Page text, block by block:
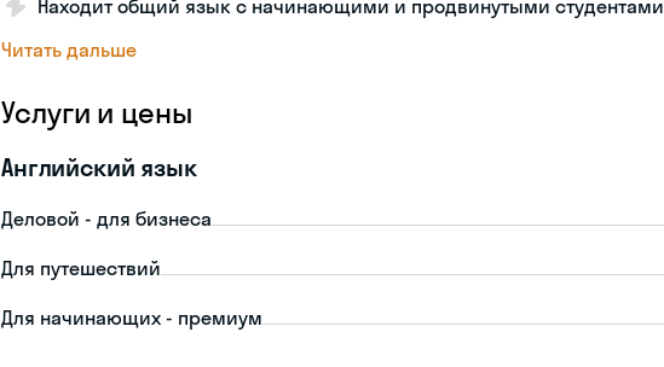
Находит общий язык с начинающими и продвинутыми студентами
Читать дальше
Услуги и цены
Английский язык
Деловой - для бизнеса
Для путешествий
Для начинающих - премиум